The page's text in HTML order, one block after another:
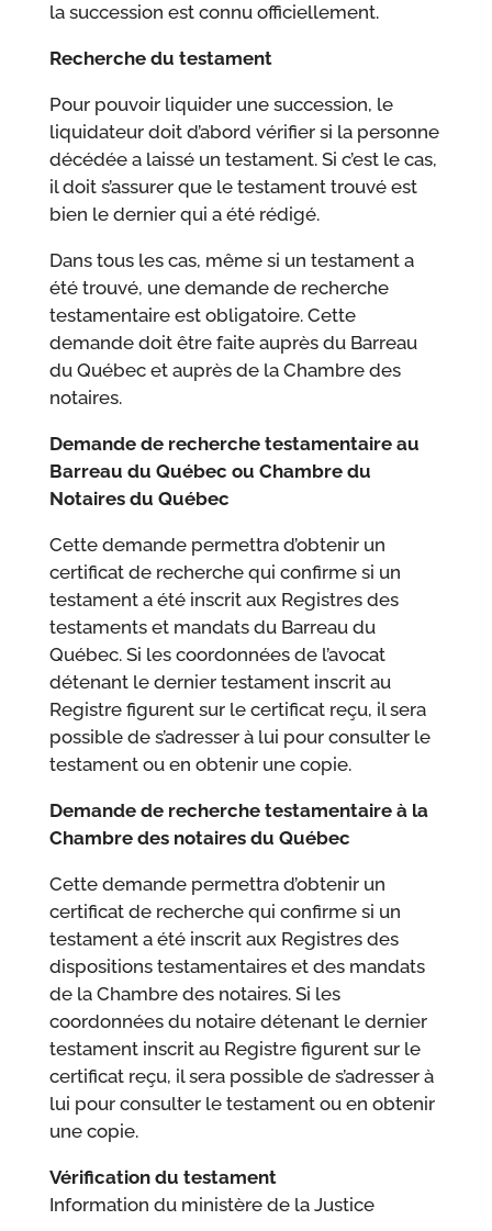
la succession est connu officiellement.
Recherche du testament
Pour pouvoir liquider une succession, le
liquidateur doit d’abord vérifier si la personne
décédée a laissé un testament. Si c’est le cas,
il doit s’assurer que le testament trouvé est
bien le dernier qui a été rédigé.
Dans tous les cas, même si un testament a
été trouvé, une demande de recherche
testamentaire est obligatoire. Cette
demande doit être faite auprès du Barreau
du Québec et auprès de la Chambre des
notaires.
Demande de recherche testamentaire au
Barreau du Québec ou Chambre du
Notaires du Québec
Cette demande permettra d’obtenir un
certificat de recherche qui confirme si un
testament a été inscrit aux Registres des
testaments et mandats du Barreau du
Québec. Si les coordonnées de l’avocat
détenant le dernier testament inscrit au
Registre figurent sur le certificat reçu, il sera
possible de s’adresser à lui pour consulter le
testament ou en obtenir une copie.
Demande de recherche testamentaire à la
Chambre des notaires du Québec
Cette demande permettra d’obtenir un
certificat de recherche qui confirme si un
testament a été inscrit aux Registres des
dispositions testamentaires et des mandats
de la Chambre des notaires. Si les
coordonnées du notaire détenant le dernier
testament inscrit au Registre figurent sur le
certificat reçu, il sera possible de s’adresser à
lui pour consulter le testament ou en obtenir
une copie.
Vérification du testament
Information du ministère de la Justice